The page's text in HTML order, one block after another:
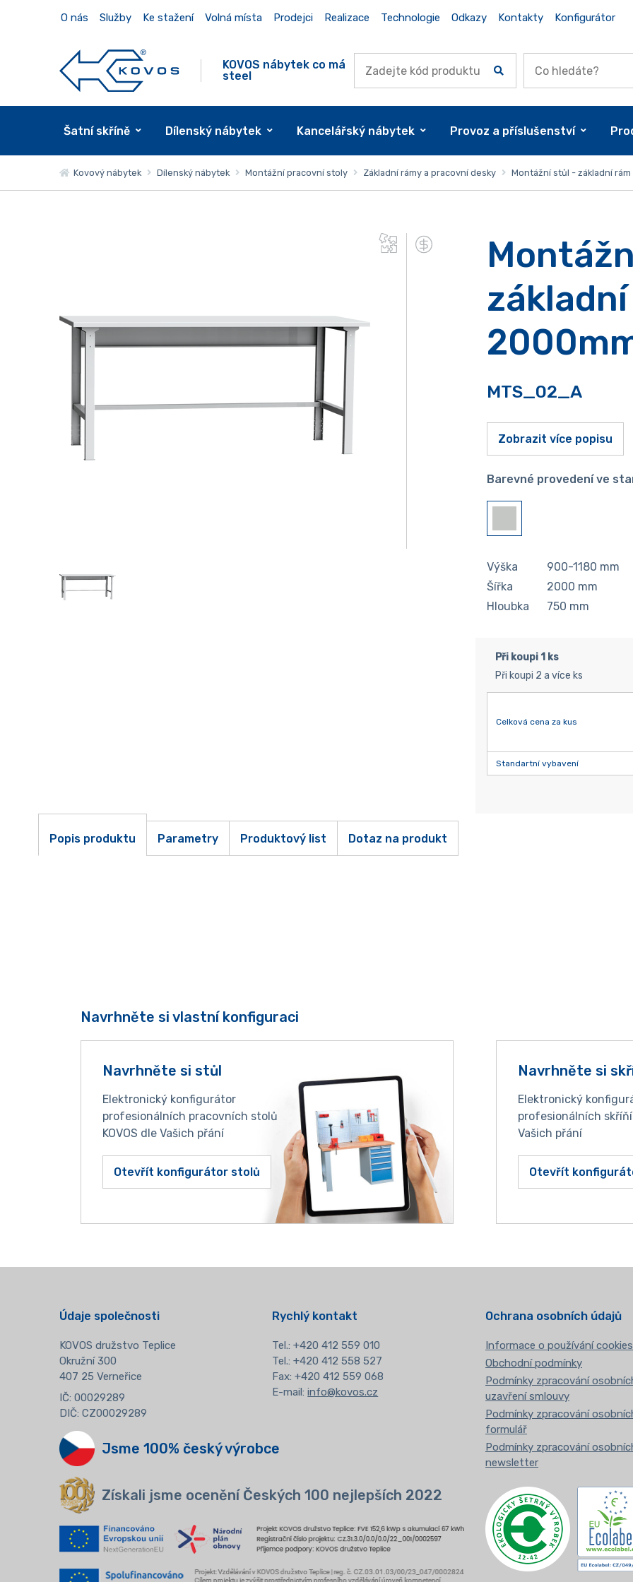
O nás Služby Ke stažení Volná místa Prodejci Realizace Technologie Odkazy Kontakty Konfigurátor
KOVOS nábytek co má
steel
Šatní skříně Dílenský nábytek Kancelářský nábytek Provoz a příslušenství
Kovový nábytek Dílenský nábytek Montážní pracovní stoly Základní rámy a pracovní desky Montážní stůl - základní
MTS_02_A
Zobrazit více popisu
Barevné provedení ve
Výška 900-1180 mm
Šířka
2000 mm
Hloubka
750 mm
Při koupi 1 ks
Při koupi 2 a více ks
Celková cena za kus
Standartní vybavení
Popis produktu Parametry Produktový list Dotaz na produkt
Navrhněte si vlastní konfiguraci
Navrhněte si stůl
Elektronický konfigurátor
profesionálních pracovních stolů
KOVOS dle Vašich přání
Otevřít konfigurátor stolů
Navrhněte si
Elektronický
profesionálních skříňí
Vašich přání
Otevřít
Údaje společnosti
KOVOS družstvo Teplice
Okružní 300
407 25 Verneřice
IČ: 00029289
DIČ: CZ00029289
Rychlý kontakt
Tel.:+420 412 559 010
Tel.: +420 412 558 527
Fax: +420 412 559 068
E-mail:info@kovos.cz
Jsme 100% český výrobce
Získali jsme ocenění Českých 100 nejlepších 2022
Ochrana osobních údajů
Informace o používání cookies
Obchodní podmínky
Podmínky zpracování
uzavření smlouvy
Podmínky zpracování
formulář
Podmínky zpracování
newsletter